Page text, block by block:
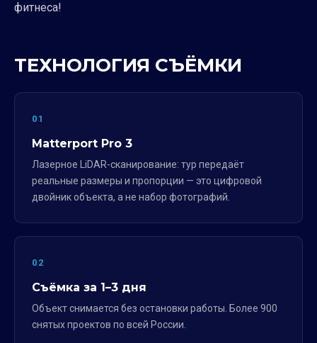
фитнеса!
ТЕХНОЛОГИЯ СЪЁМКИ
01
Matterport Pro 3
Лазерное LiDAR-сканирование: тур передаёт
реальные размеры и пропорции — это цифровой
двойник объекта, а не набор фотографий.
02
Съёмка за 1–3 дня
Объект снимается без остановки работы. Более 900
снятых проектов по всей России.